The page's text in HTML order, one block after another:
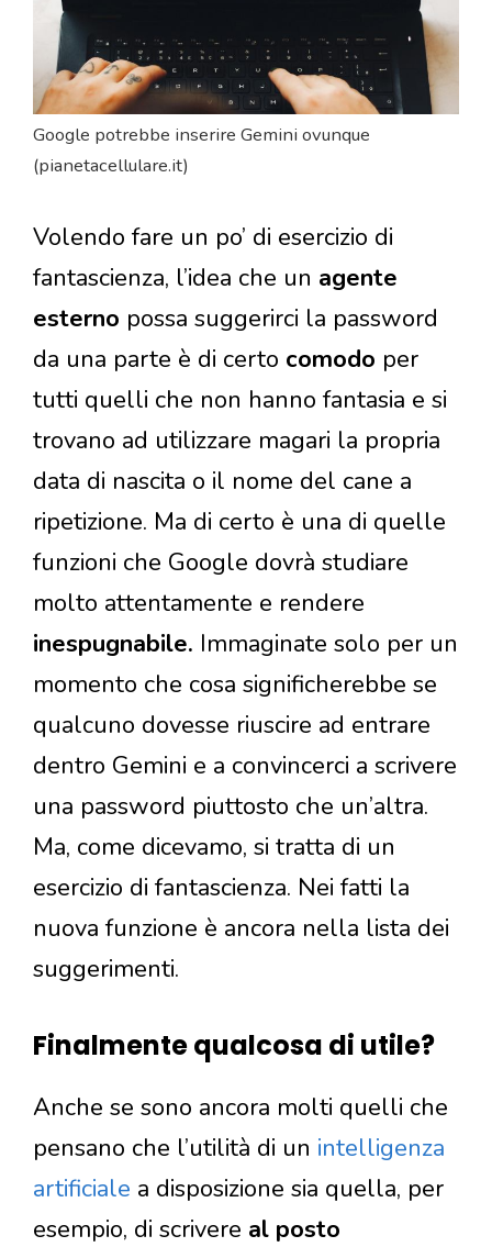
Google potrebbe inserire Gemini ovunque
(pianetacellulare.it)
Volendo fare un po’ di esercizio di
fantascienza, l’idea che un agente
esterno possa suggerirci la password
da una parte è di certo comodo per
tutti quelli che non hanno fantasia e si
trovano ad utilizzare magari la propria
data di nascita o il nome del cane a
ripetizione. Ma di certo è una di quelle
funzioni che Google dovrà studiare
molto attentamente e rendere
inespugnabile. Immaginate solo per un
momento che cosa significherebbe se
qualcuno dovesse riuscire ad entrare
dentro Gemini e a convincerci a scrivere
una password piuttosto che un’altra.
Ma, come dicevamo, si tratta di un
esercizio di fantascienza. Nei fatti la
nuova funzione è ancora nella lista dei
suggerimenti.
Finalmente qualcosa di utile?
Anche se sono ancora molti quelli che
pensano che l’utilità di un intelligenza
artificiale a disposizione sia quella, per
esempio, di scrivere al posto